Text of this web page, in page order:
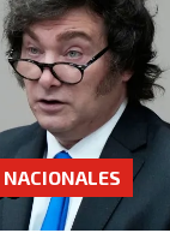
NACIONALES